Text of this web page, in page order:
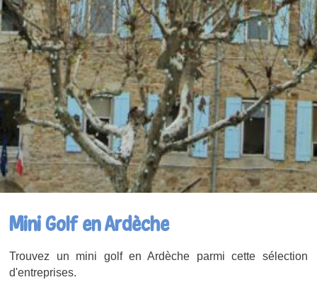
Mini Golf en Ardèche
Trouvez un mini golf en Ardèche parmi cette sélection
d'entreprises.